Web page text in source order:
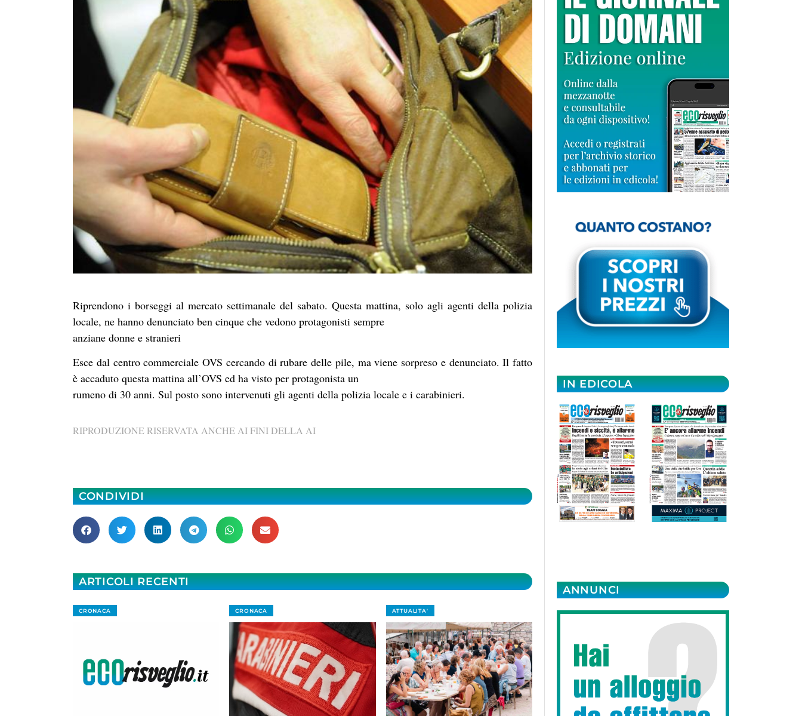
Riprendono i borseggi al mercato settimanale del sabato. Questa mattina, solo agli agenti della polizia
locale, ne hanno denunciato ben cinque che vedono protagonisti sempre
anziane donne e stranieri
Esce dal centro commerciale OVS cercando di rubare delle pile, ma viene sorpreso e denunciato. Il fatto
è accaduto questa mattina all’OVS ed ha visto per protagonista un
rumeno di 30 anni. Sul posto sono intervenuti gli agenti della polizia locale e i carabinieri.
RIPRODUZIONE RISERVATA ANCHE AI FINI DELLA AI
CONDIVIDI
ARTICOLI RECENTI
CRONACA CRONACA ATTUALITA'
IN EDICOLA
ANNUNCI